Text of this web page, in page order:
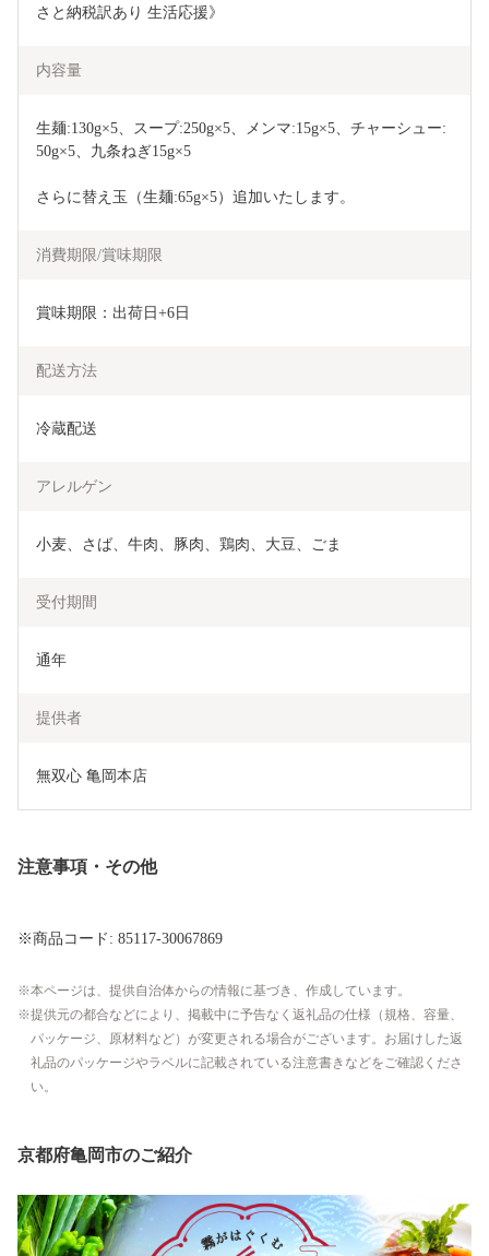
さと納税訳あり 生活応援》
内容量
生麺:130g×5、スープ:250g×5、メンマ:15g×5、チャーシュー:
50g×5、九条ねぎ15g×5
さらに替え玉（生麺:65g×5）追加いたします。
消費期限/賞味期限
賞味期限：出荷日+6日
配送方法
冷蔵配送
アレルゲン
小麦、さば、牛肉、豚肉、鶏肉、大豆、ごま
受付期間
通年
提供者
無双心 亀岡本店
注意事項・その他
※商品コード: 85117-30067869
本ページは、提供自治体からの情報に基づき、作成しています。
提供元の都合などにより、掲載中に予告なく返礼品の仕様（規格、容量、
パッケージ、原材料など）が変更される場合がございます。お届けした返
礼品のパッケージやラベルに記載されている注意書きなどをご確認くださ
い。
京都府亀岡市のご紹介